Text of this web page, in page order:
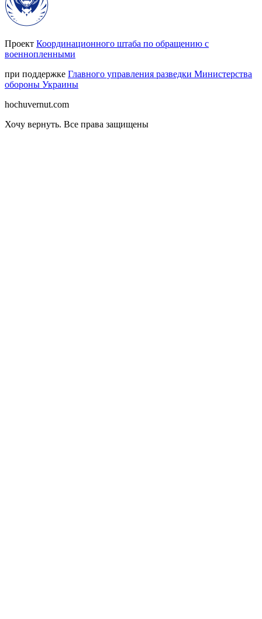
Проект Координационного штаба по обращению с
военнопленными
при поддержке Главного управления разведки Министерства
обороны Украины
hochuvernut.com
Хочу вернуть. Все права защищены